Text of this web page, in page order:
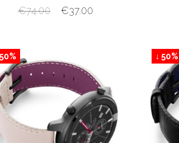
€74.00 €37.00
↓ 50%